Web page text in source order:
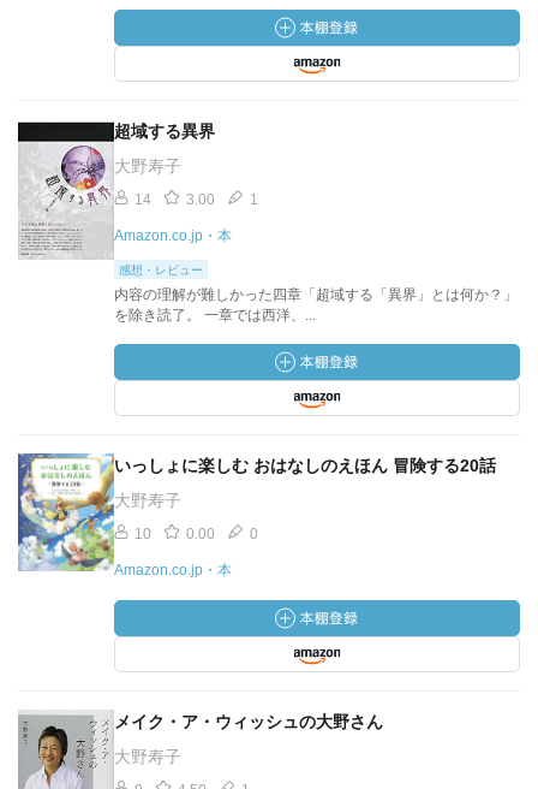
超域する異界
大野寿子
14 3.00 1
Amazon.co.jp・本
感想・レビュー
内容の理解が難しかった四章「超域する「異界」とは何か？」
を除き読了。 一章では西洋、...
いっしょに楽しむ おはなしのえほん 冒険する20話
大野寿子
10 0.00 0
Amazon.co.jp・本
メイク・ア・ウィッシュの大野さん
大野寿子